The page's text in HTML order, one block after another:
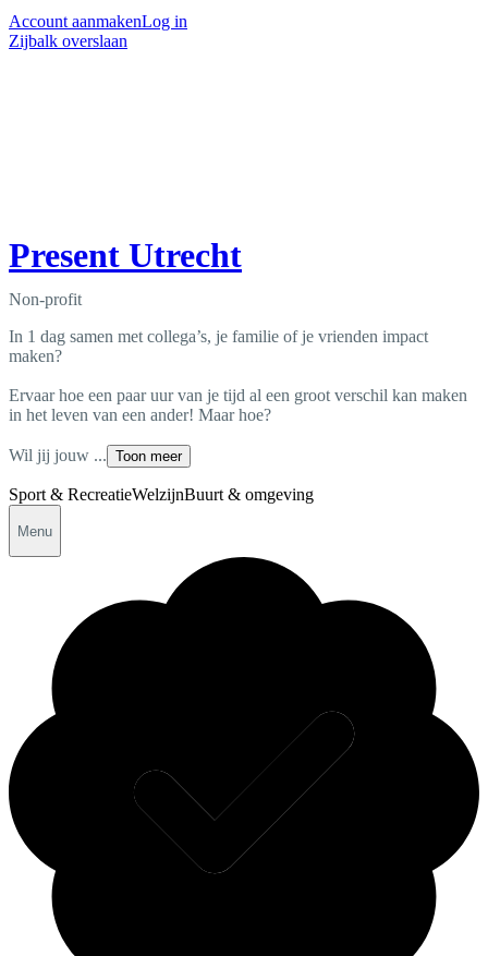
Account aanmakenLog in
Zijbalk overslaan
Present Utrecht
Non-profit
In 1 dag samen met collega’s, je familie of je vrienden impact
maken?
Ervaar hoe een paar uur van je tijd al een groot verschil kan maken
in het leven van een ander! Maar hoe?
Wil jij jouw ... Toon meer
Sport & RecreatieWelzijnBuurt & omgeving
Menu